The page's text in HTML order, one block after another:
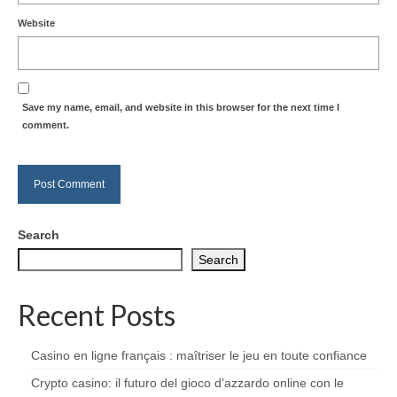
Website
Save my name, email, and website in this browser for the next time I
comment.
Search
Search
Recent Posts
Casino en ligne français : maîtriser le jeu en toute confiance
Crypto casino: il futuro del gioco d’azzardo online con le